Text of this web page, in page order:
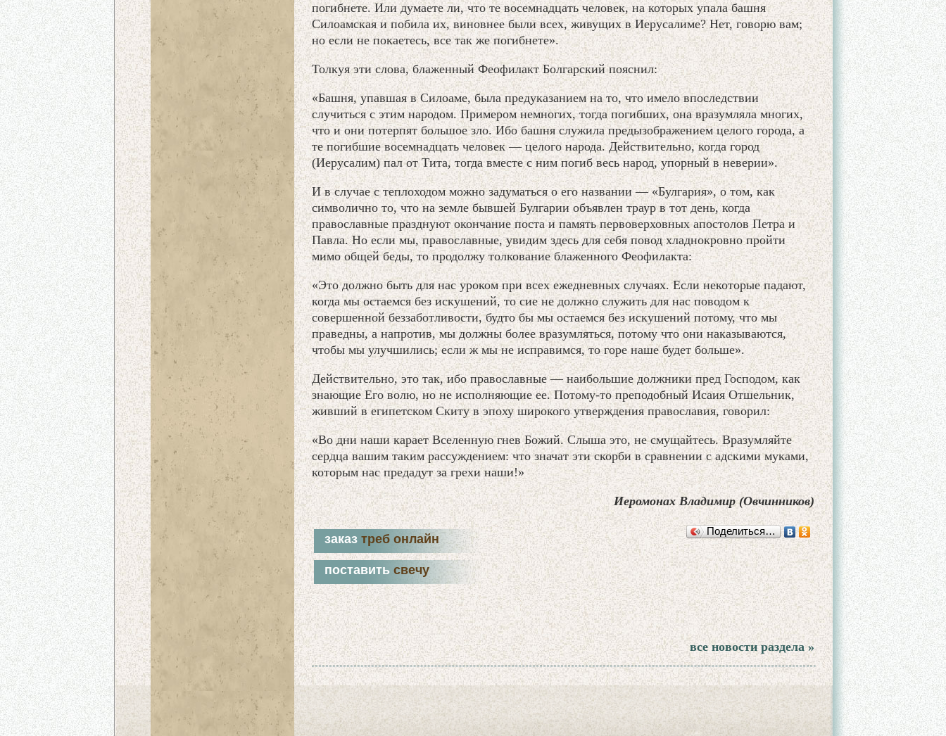
погибнете. Или думаете ли, что те восемнадцать человек, на которых упала башня
Силоамская и побила их, виновнее были всех, живущих в Иерусалиме? Нет, говорю вам;
но если не покаетесь, все так же погибнете».
Толкуя эти слова, блаженный Феофилакт Болгарский пояснил:
«Башня, упавшая в Силоаме, была предуказанием на то, что имело впоследствии
случиться с этим народом. Примером немногих, тогда погибших, она вразумляла многих,
что и они потерпят большое зло. Ибо башня служила предызображением целого города, а
те погибшие восемнадцать человек — целого народа. Действительно, когда город
(Иерусалим) пал от Тита, тогда вместе с ним погиб весь народ, упорный в неверии».
И в случае с теплоходом можно задуматься о его названии — «Булгария», о том, как
символично то, что на земле бывшей Булгарии объявлен траур в тот день, когда
православные празднуют окончание поста и память первоверховных апостолов Петра и
Павла. Но если мы, православные, увидим здесь для себя повод хладнокровно пройти
мимо общей беды, то продолжу толкование блаженного Феофилакта:
«Это должно быть для нас уроком при всех ежедневных случаях. Если некоторые падают,
когда мы остаемся без искушений, то сие не должно служить для нас поводом к
совершенной беззаботливости, будто бы мы остаемся без искушений потому, что мы
праведны, а напротив, мы должны более вразумляться, потому что они наказываются,
чтобы мы улучшились; если ж мы не исправимся, то горе наше будет больше».
Действительно, это так, ибо православные — наибольшие должники пред Господом, как
знающие Его волю, но не исполняющие ее. Потому-то преподобный Исаия Отшельник,
живший в египетском Скиту в эпоху широкого утверждения православия, говорил:
«Во дни наши карает Вселенную гнев Божий. Слыша это, не смущайтесь. Вразумляйте
сердца вашим таким рассуждением: что значат эти скорби в сравнении с адскими муками,
которым нас предадут за грехи наши!»
Иеромонах Владимир (Овчинников)
заказ треб онлайн
поставить свечу
Поделиться…
все новости раздела »